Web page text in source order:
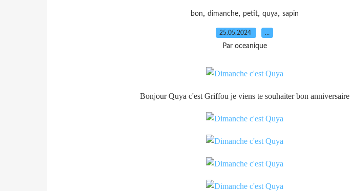
bon, dimanche, petit, quya, sapin
25.05.2024 …
Par oceanique
Bonjour Quya c'est Griffou je viens te souhaiter bon anniversaire